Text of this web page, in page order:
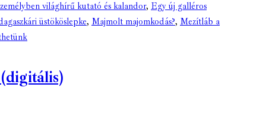
világhírű kutató és kalandor, Egy új galléros
üstököslepke, Majmolt majomkodás?, Mezítláb a